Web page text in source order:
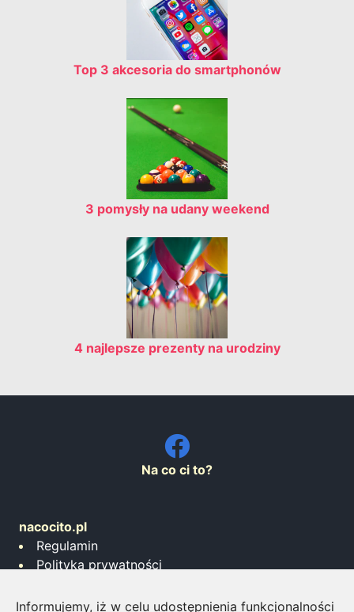
Top 3 akcesoria do smartphonów
3 pomysły na udany weekend
4 najlepsze prezenty na urodziny
Informujemy, iż w celu udostępnienia funkcjonalności
Na co ci to?
nacocito.pl
Regulamin
Polityka prywatności
Współpraca